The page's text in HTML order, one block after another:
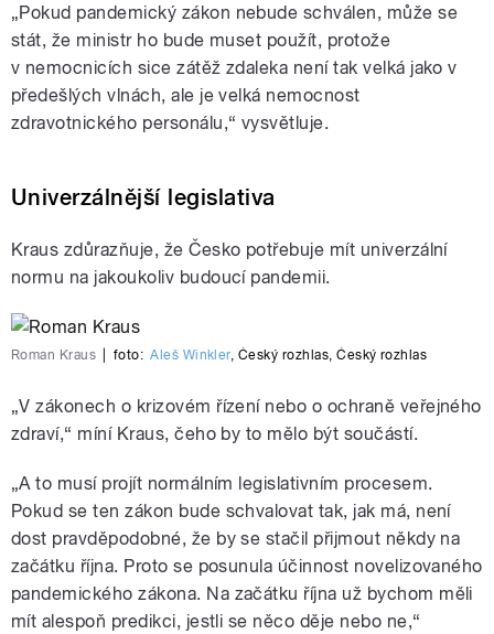
„Pokud pandemický zákon nebude schválen, může se
stát, že ministr ho bude muset použít, protože
v nemocnicích sice zátěž zdaleka není tak velká jako v
předešlých vlnách, ale je velká nemocnost
zdravotnického personálu,“ vysvětluje.
Univerzálnější legislativa
Kraus zdůrazňuje, že Česko potřebuje mít univerzální
normu na jakoukoliv budoucí pandemii.
Roman Kraus foto: Aleš Winkler, Český rozhlas,Český rozhlas
„V zákonech o krizovém řízení nebo o ochraně veřejného
zdraví,“ míní Kraus, čeho by to mělo být součástí.
„A to musí projít normálním legislativním procesem.
Pokud se ten zákon bude schvalovat tak, jak má, není
dost pravděpodobné, že by se stačil přijmout někdy na
začátku října. Proto se posunula účinnost novelizovaného
pandemického zákona. Na začátku října už bychom měli
mít alespoň predikci, jestli se něco děje nebo ne,“